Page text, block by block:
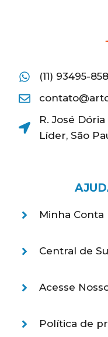
(11) 93495-
R. José
Líder, São
Minha Conta
Central de
Acesse
Política de